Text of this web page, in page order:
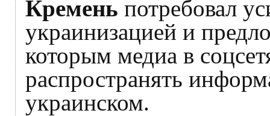
Кремень потребовал
украинизацией и
которым медиа в
распространять
украинском.